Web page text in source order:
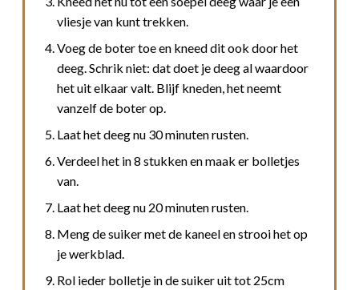
vliesje van kunt trekken.
Voeg de boter toe en kneed dit ook door het
deeg. Schrik niet: dat doet je deeg al waardoor
het uit elkaar valt. Blijf kneden, het neemt
vanzelf de boter op.
Laat het deeg nu 30 minuten rusten.
Verdeel het in 8 stukken en maak er bolletjes
van.
Laat het deeg nu 20 minuten rusten.
Meng de suiker met de kaneel en strooi het op
je werkblad.
Rol ieder bolletje in de suiker uit tot 25cm